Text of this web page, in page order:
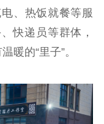
、热饭就餐等服
快递员等群体，
暖的“里子”。